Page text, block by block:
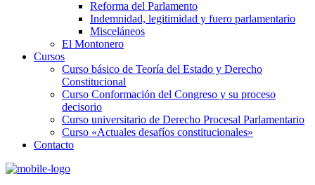
Reforma del Parlamento
Indemnidad, legitimidad y fuero parlamentario
Misceláneos
El Montonero
Cursos
Curso básico de Teoría del Estado y Derecho
Constitucional
Curso Conformación del Congreso y su proceso
decisorio
Curso universitario de Derecho Procesal Parlamentario
Curso «Actuales desafíos constitucionales»
Contacto